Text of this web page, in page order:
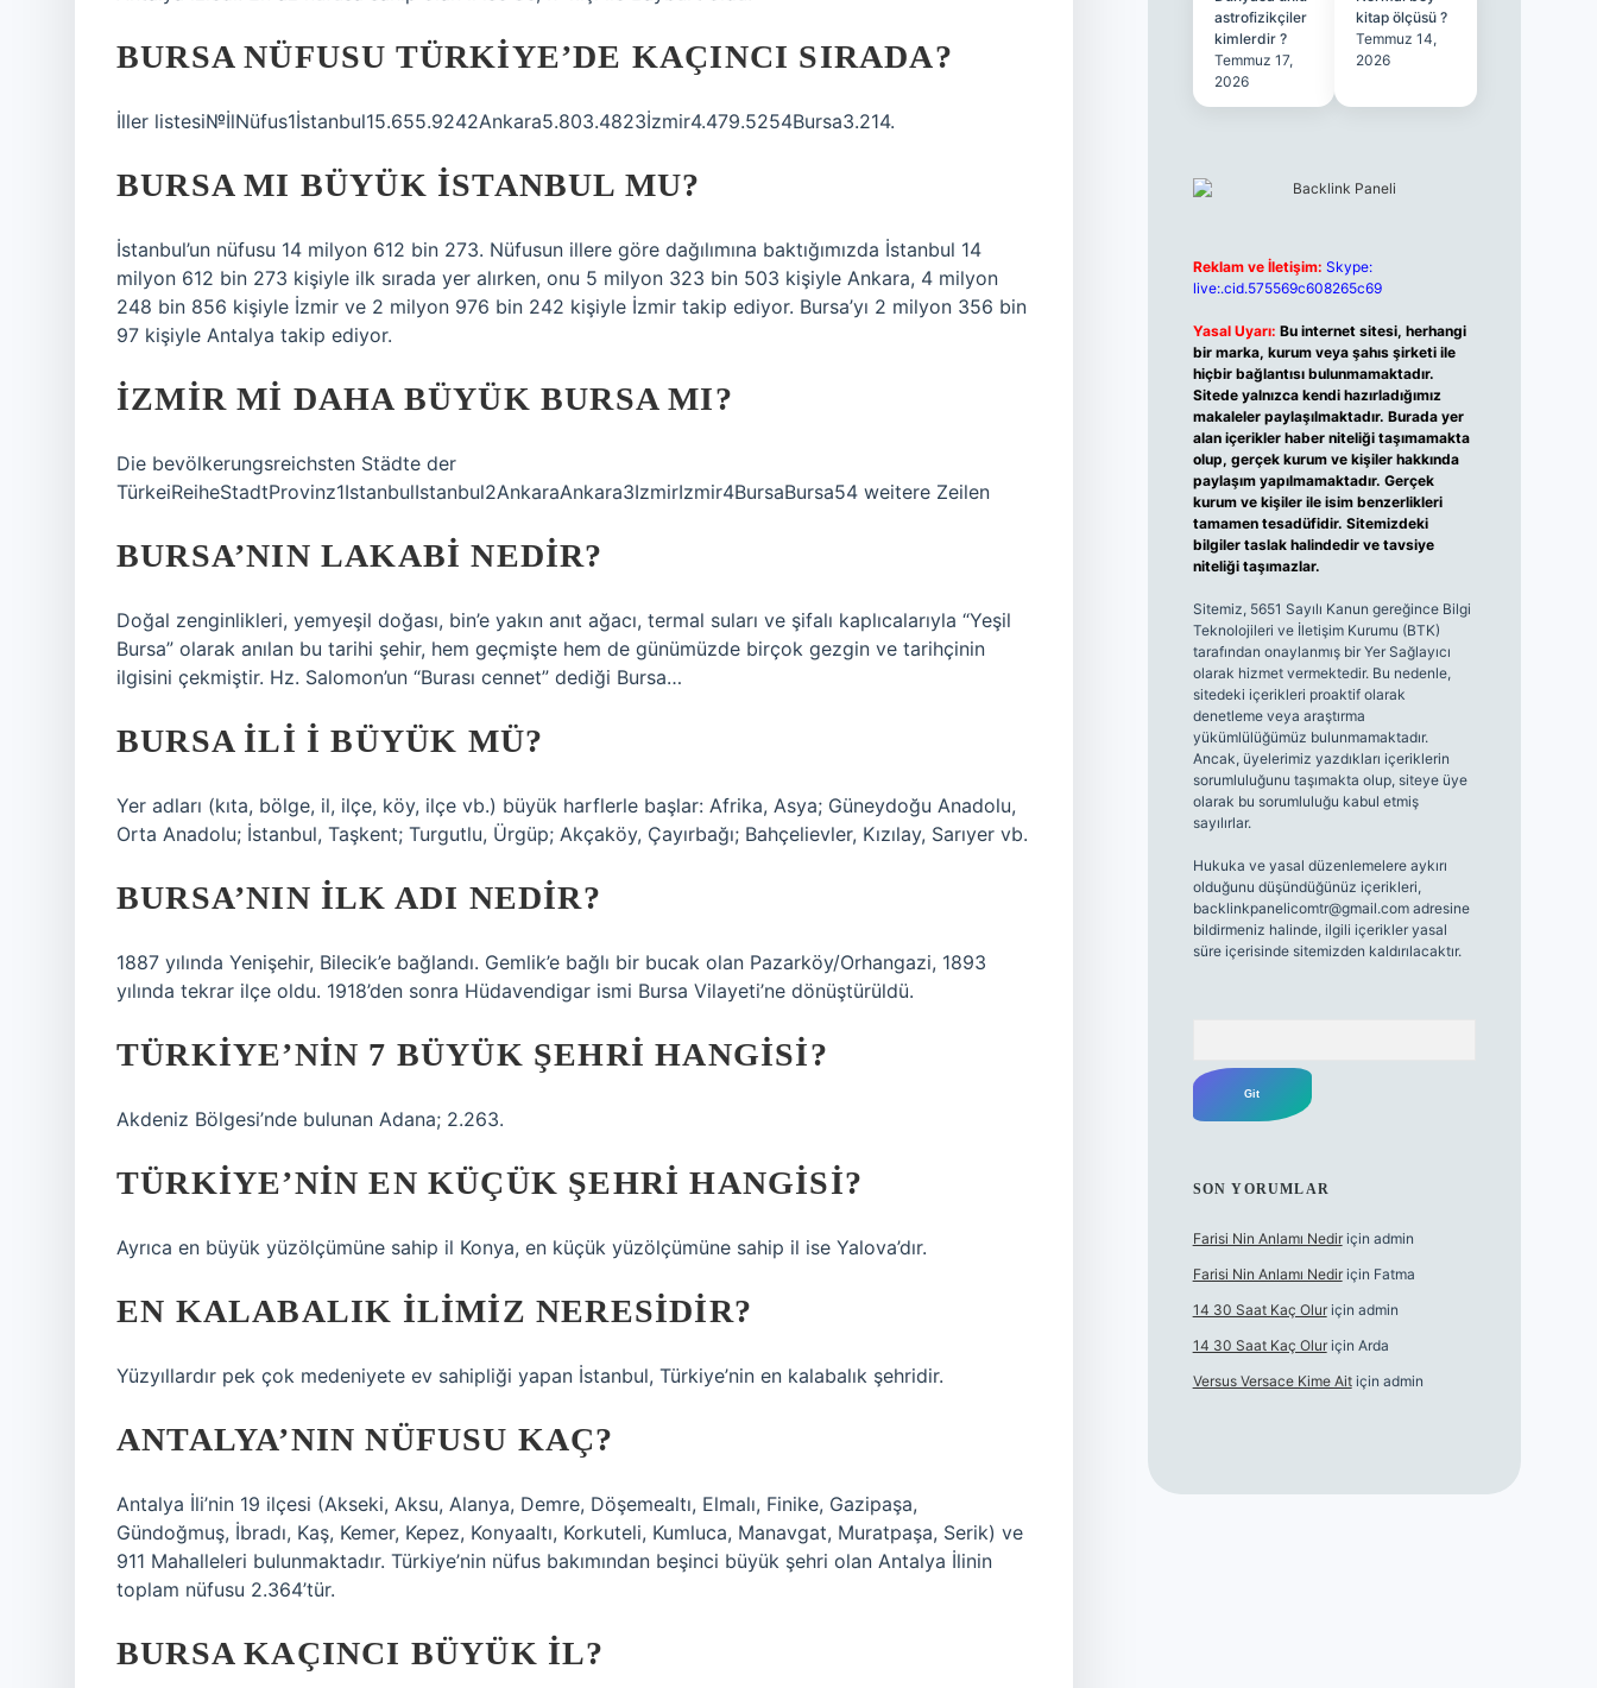
BURSA NÜFUSU TÜRKIYE’DE KAÇINCI SIRADA?
İller listesi№İlNüfus1İstanbul15.655.9242Ankara5.803.4823İzmir4.479.5254Bursa3.214.
BURSA MI BÜYÜK İSTANBUL MU?
İstanbul’un nüfusu 14 milyon 612 bin 273. Nüfusun illere göre dağılımına baktığımızda İstanbul 14
milyon 612 bin 273 kişiyle ilk sırada yer alırken, onu 5 milyon 323 bin 503 kişiyle Ankara, 4 milyon
248 bin 856 kişiyle İzmir ve 2 milyon 976 bin 242 kişiyle İzmir takip ediyor. Bursa’yı 2 milyon 356 bin
97 kişiyle Antalya takip ediyor.
İZMIR MI DAHA BÜYÜK BURSA MI?
Die bevölkerungsreichsten Städte der
TürkeiReiheStadtProvinz1IstanbulIstanbul2AnkaraAnkara3IzmirIzmir4BursaBursa54 weitere Zeilen
BURSA’NIN LAKABI NEDIR?
Doğal zenginlikleri, yemyeşil doğası, bin’e yakın anıt ağacı, termal suları ve şifalı kaplıcalarıyla “Yeşil
Bursa” olarak anılan bu tarihi şehir, hem geçmişte hem de günümüzde birçok gezgin ve tarihçinin
ilgisini çekmiştir. Hz. Salomon’un “Burası cennet” dediği Bursa…
BURSA ILI I BÜYÜK MÜ?
Yer adları (kıta, bölge, il, ilçe, köy, ilçe vb.) büyük harflerle başlar: Afrika, Asya; Güneydoğu Anadolu,
Orta Anadolu; İstanbul, Taşkent; Turgutlu, Ürgüp; Akçaköy, Çayırbağı; Bahçelievler, Kızılay, Sarıyer vb.
BURSA’NIN ILK ADI NEDIR?
1887 yılında Yenişehir, Bilecik’e bağlandı. Gemlik’e bağlı bir bucak olan Pazarköy/Orhangazi, 1893
yılında tekrar ilçe oldu. 1918’den sonra Hüdavendigar ismi Bursa Vilayeti’ne dönüştürüldü.
TÜRKIYE’NIN 7 BÜYÜK ŞEHRI HANGISI?
Akdeniz Bölgesi’nde bulunan Adana; 2.263.
TÜRKIYE’NIN EN KÜÇÜK ŞEHRI HANGISI?
Ayrıca en büyük yüzölçümüne sahip il Konya, en küçük yüzölçümüne sahip il ise Yalova’dır.
EN KALABALIK ILIMIZ NERESIDIR?
Yüzyıllardır pek çok medeniyete ev sahipliği yapan İstanbul, Türkiye’nin en kalabalık şehridir.
ANTALYA’NIN NÜFUSU KAÇ?
Antalya İli’nin 19 ilçesi (Akseki, Aksu, Alanya, Demre, Döşemealtı, Elmalı, Finike, Gazipaşa,
Gündoğmuş, İbradı, Kaş, Kemer, Kepez, Konyaaltı, Korkuteli, Kumluca, Manavgat, Muratpaşa, Serik) ve
911 Mahalleleri bulunmaktadır. Türkiye’nin nüfus bakımından beşinci büyük şehri olan Antalya İlinin
toplam nüfusu 2.364’tür.
BURSA KAÇINCI BÜYÜK IL?
astrofizikçiler
kimlerdir ?
Temmuz 17,
2026
kitap ölçüsü ?
Temmuz 14,
2026
Reklam ve İletişim: Skype:
live:.cid.575569c608265c69
Yasal Uyarı: Bu internet sitesi, herhangi
bir marka, kurum veya şahıs şirketi ile
hiçbir bağlantısı bulunmamaktadır.
Sitede yalnızca kendi hazırladığımız
makaleler paylaşılmaktadır. Burada yer
alan içerikler haber niteliği taşımamakta
olup, gerçek kurum ve kişiler hakkında
paylaşım yapılmamaktadır. Gerçek
kurum ve kişiler ile isim benzerlikleri
tamamen tesadüfidir. Sitemizdeki
bilgiler taslak halindedir ve tavsiye
niteliği taşımazlar.
Sitemiz, 5651 Sayılı Kanun gereğince Bilgi
Teknolojileri ve İletişim Kurumu (BTK)
tarafından onaylanmış bir Yer Sağlayıcı
olarak hizmet vermektedir. Bu nedenle,
sitedeki içerikleri proaktif olarak
denetleme veya araştırma
yükümlülüğümüz bulunmamaktadır.
Ancak, üyelerimiz yazdıkları içeriklerin
sorumluluğunu taşımakta olup, siteye üye
olarak bu sorumluluğu kabul etmiş
sayılırlar.
Hukuka ve yasal düzenlemelere aykırı
olduğunu düşündüğünüz içerikleri,
backlinkpanelicomtr@gmail.comadresine
bildirmeniz halinde, ilgili içerikler yasal
süre içerisinde sitemizden kaldırılacaktır.
SON YORUMLAR
Farisi Nin Anlamı Nediriçin admin
Farisi Nin Anlamı Nediriçin Fatma
14 30 Saat Kaç Oluriçin admin
14 30 Saat Kaç Oluriçin Arda
Versus Versace Kime Aitiçin admin